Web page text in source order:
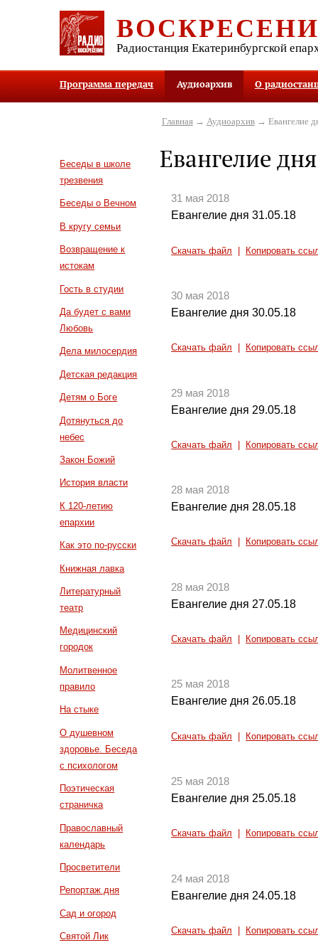
Радиостанция Екатеринбургской
Программа передач Аудиоархив О
Беседы в школе
трезвения
Беседы о Вечном
В кругу семьи
Возвращение к
истокам
Гость в студии
Да будет с вами
Любовь
Дела милосердия
Детская редакция
Детям о Боге
Дотянуться до
небес
Закон Божий
История власти
К 120-летию
епархии
Как это по-русски
Книжная лавка
Литературный
театр
Медицинский
городок
Молитвенное
правило
На стыке
О душевном
здоровье. Беседа
с психологом
Поэтическая
страничка
Православный
календарь
Просветители
Репортаж дня
Сад и огород
Святой Лик
Главная→ Аудиоархив→ Евангелие
Евангелие дня
31 мая 2018
Евангелие дня 31.05.18
Скачать файл Копировать
30 мая 2018
Евангелие дня 30.05.18
Скачать файл Копировать
29 мая 2018
Евангелие дня 29.05.18
Скачать файл Копировать
28 мая 2018
Евангелие дня 28.05.18
Скачать файл Копировать
28 мая 2018
Евангелие дня 27.05.18
Скачать файл Копировать
25 мая 2018
Евангелие дня 26.05.18
Скачать файл Копировать
25 мая 2018
Евангелие дня 25.05.18
Скачать файл Копировать
24 мая 2018
Евангелие дня 24.05.18
Скачать файл Копировать